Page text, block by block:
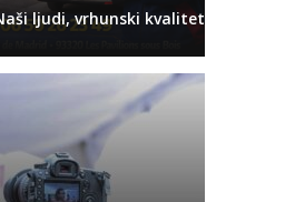
ljudi, vrhunski kvalitet